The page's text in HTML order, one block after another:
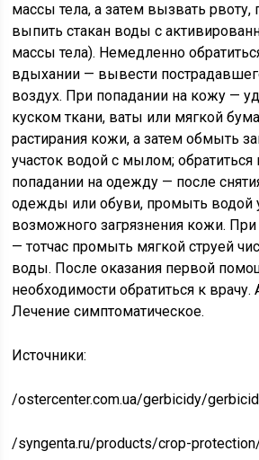
массы тела, а затем вызвать рвоту,
выпить стакан воды с
массы тела). Немедленно
вдыхании — вывести
воздух. При попадании на кожу —
куском ткани, ваты или мягкой
растирания кожи, а затем обмыть
участок водой с мылом; обратиться
попадании на одежду — после
одежды или обуви, промыть водой
возможного загрязнения кожи. При
— тотчас промыть мягкой струей
воды. После оказания первой
необходимости обратиться к врачу.
Лечение симптоматическое.
Источники:
/ostercenter.com.ua/gerbicidy/
/syngenta.ru/products/crop-